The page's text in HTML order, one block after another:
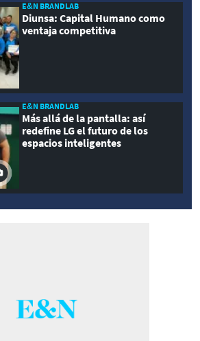
E&N BRANDLAB
Diunsa: Capital Humano como
ventaja competitiva
E&N BRANDLAB
Más allá de la pantalla: así
redefine LG el futuro de los
espacios inteligentes